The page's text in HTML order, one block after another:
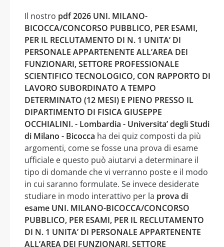
Il nostro pdf 2026 UNI. MILANO-
BICOCCA/CONCORSO PUBBLICO, PER ESAMI,
PER IL RECLUTAMENTO DI N. 1 UNITA’ DI
PERSONALE APPARTENENTE ALL’AREA DEI
FUNZIONARI, SETTORE PROFESSIONALE
SCIENTIFICO TECNOLOGICO, CON RAPPORTO DI
LAVORO SUBORDINATO A TEMPO
DETERMINATO (12 MESI) E PIENO PRESSO IL
DIPARTIMENTO DI FISICA GIUSEPPE
OCCHIALINI. - Lombardia - Universita’ degli Studi
di Milano - Bicocca ha dei quiz composti da più
argomenti, come se fosse una prova di esame
ufficiale e questo può aiutarvi a determinare il
tipo di domande che vi verranno poste e il modo
in cui saranno formulate. Se invece desiderate
studiare in modo interattivo per la prova di
esame UNI. MILANO-BICOCCA/CONCORSO
PUBBLICO, PER ESAMI, PER IL RECLUTAMENTO
DI N. 1 UNITA’ DI PERSONALE APPARTENENTE
ALL’AREA DEI FUNZIONARI, SETTORE